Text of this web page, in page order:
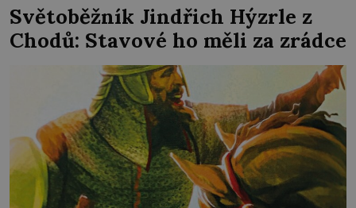
draly blonďaté vlásky. Fakt, že jsou těla
dávných lidí nesmírně dobře zachovalá,
přičítají odborníci zdejším klimatickým
podmínkám. Sucho, prosolené písky a
extrémně […]
Světoběžník Jindřich Hýzrle z
Chodů: Stavové ho měli za zrádce